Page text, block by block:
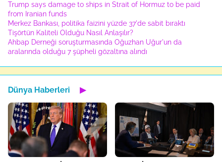
Trump says damage to ships in Strait of Hormuz to be paid
from Iranian funds
Merkez Bankası, politika faizini yüzde 37'de sabit bıraktı
Tişörtün Kaliteli Olduğu Nasıl Anlaşılır?
Ahbap Derneği soruşturmasında Oğuzhan Uğur'un da
aralarında olduğu 7 şüpheli gözaltına alındı
Dünya Haberleri ▶